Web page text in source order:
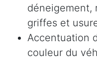
déneigement,
griffes et
Accentuation
couleur du